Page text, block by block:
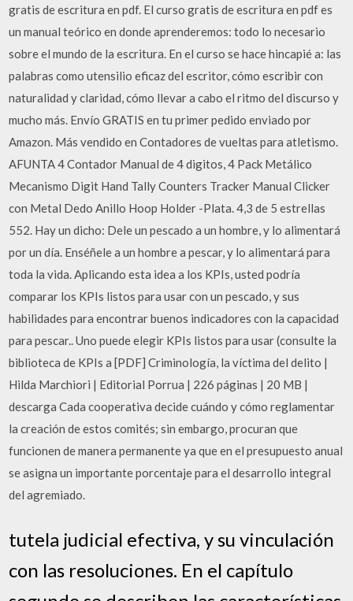
gratis de escritura en pdf. El curso gratis de escritura en pdf es
un manual teórico en donde aprenderemos: todo lo necesario
sobre el mundo de la escritura. En el curso se hace hincapié a: las
palabras como utensilio eficaz del escritor, cómo escribir con
naturalidad y claridad, cómo llevar a cabo el ritmo del discurso y
mucho más. Envío GRATIS en tu primer pedido enviado por
Amazon. Más vendido en Contadores de vueltas para atletismo.
AFUNTA 4 Contador Manual de 4 digitos, 4 Pack Metálico
Mecanismo Digit Hand Tally Counters Tracker Manual Clicker
con Metal Dedo Anillo Hoop Holder -Plata. 4,3 de 5 estrellas
552. Hay un dicho: Dele un pescado a un hombre, y lo alimentará
por un día. Enséñele a un hombre a pescar, y lo alimentará para
toda la vida. Aplicando esta idea a los KPIs, usted podría
comparar los KPIs listos para usar con un pescado, y sus
habilidades para encontrar buenos indicadores con la capacidad
para pescar.. Uno puede elegir KPIs listos para usar (consulte la
biblioteca de KPIs a [PDF] Criminología, la víctima del delito |
Hilda Marchiori | Editorial Porrua | 226 páginas | 20 MB |
descarga Cada cooperativa decide cuándo y cómo reglamentar
la creación de estos comités; sin embargo, procuran que
funcionen de manera permanente ya que en el presupuesto anual
se asigna un importante porcentaje para el desarrollo integral
del agremiado.
tutela judicial efectiva, y su vinculación
con las resoluciones. En el capítulo